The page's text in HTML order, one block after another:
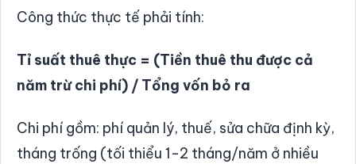
Công thức thực tế phải tính:
Tỉ suất thuê thực = (Tiền thuê thu được cả
năm trừ chi phí) / Tổng vốn bỏ ra
Chi phí gồm: phí quản lý, thuế, sửa chữa định kỳ,
tháng trống (tối thiểu 1-2 tháng/năm ở nhiều